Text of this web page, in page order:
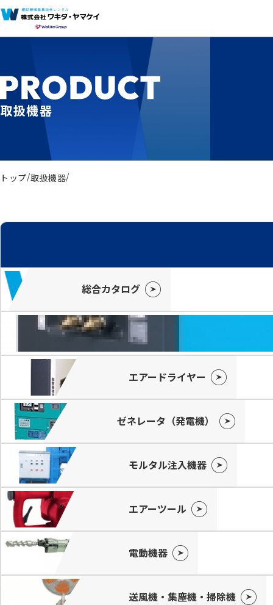
取扱機器
トップ 取扱機器
総合カタログ
エアードライヤー
ゼネレータ（発電機）
モルタル注入機器
エアーツール
電動機器
送風機・集塵機・掃除機